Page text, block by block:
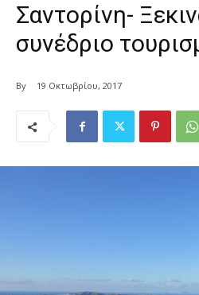
Σαντορίνη-
συνέδριο
By 19 Οκτωβρίου, 2017